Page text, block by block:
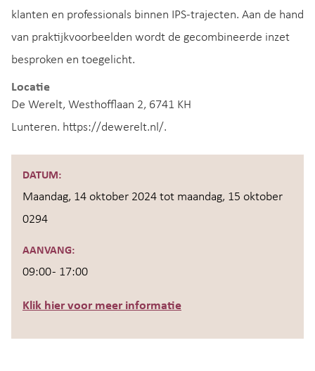
klanten en professionals binnen IPS-trajecten. Aan de hand
van praktijkvoorbeelden wordt de gecombineerde inzet
besproken en toegelicht.
Locatie
De Werelt, Westhofflaan 2, 6741 KH
Lunteren. https://dewerelt.nl/.
DATUM:
Maandag, 14 oktober 2024 tot maandag, 15 oktober
0294
AANVANG:
09:00 - 17:00
Klik hier voor meer informatie